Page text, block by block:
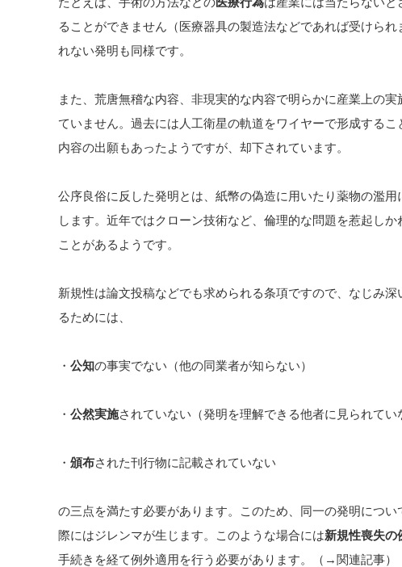
ることができません（医療器具の製造法などであれば受けら
れない発明も同様です。
また、荒唐無稽な内容、非現実的な内容で明らかに産業上の
ていません。過去には人工衛星の軌道をワイヤーで形成するこ
内容の出願もあったようですが、却下されています。
公序良俗に反した発明とは、紙幣の偽造に用いたり薬物の濫
します。近年ではクローン技術など、倫理的な問題を惹起し
ことがあるようです。
新規性は論文投稿などでも求められる条項ですので、なじみ
るためには、
・ 公知の事実でない（他の同業者が知らない）
・ 公然実施されていない（発明を理解できる他者に見られてい
・ 頒布された刊行物に記載されていない
の三点を満たす必要があります。このため、同一の発明につい
際にはジレンマが生じます。このような場合には新規性喪失の
手続きを経て例外適用を行う必要があります。（→関連記事）